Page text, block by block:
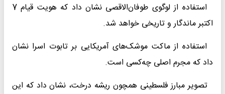
استفاده از لوگوی طوفان‌الاقصی نشان داد که هویت قیام 7
اکتبر ماندگار و تاریخی خواهد شد.
استفاده از ماکت موشک‌های آمریکایی بر تابوت اسرا نشان
داد که مجرم اصلی چه‌کسی است.
تصویر مبارز فلسطینی همچون ریشه درخت، نشان داد که این